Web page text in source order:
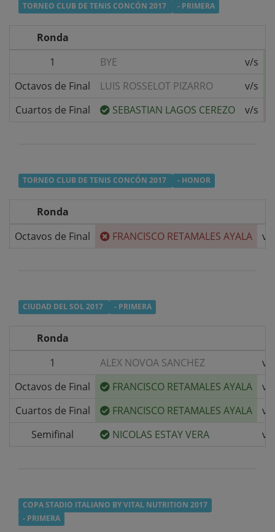
TORNEO CLUB DE TENIS CONCÓN 2017 - PRIMERA
Ronda
1
BYE
v/s
Octavos de Final
LUIS ROSSELOT PIZARRO
v/s
Cuartos de Final
SEBASTIAN LAGOS CEREZO v/s
TORNEO CLUB DE TENIS CONCÓN 2017 - HONOR
Ronda
Octavos de Final
FRANCISCO RETAMALES AYALA v/s
CIUDAD DEL SOL 2017 - PRIMERA
Ronda
1
ALEX NOVOA SANCHEZ
v/s
Octavos de Final
FRANCISCO RETAMALES AYALA
v/s
Cuartos de Final
FRANCISCO RETAMALES AYALA
v/s
Semifinal
NICOLAS ESTAY VERA v/s
COPA STADIO ITALIANO BY VITAL NUTRITION 2017
- PRIMERA